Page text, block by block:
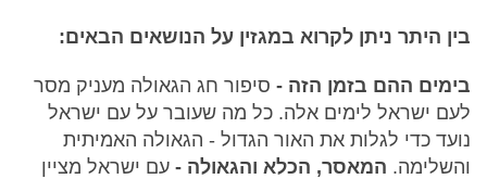
בין היתר ניתן לקרוא במגזין על הנושאים הבאים:
בימים ההם בזמן הזה - סיפור חג הגאולה מעניק מסר
לעם ישראל לימים אלה. כל מה שעובר על עם ישראל
נועד כדי לגלות את האור הגדול - הגאולה האמיתית
והשלימה. המאסר, הכלא והגאולה - עם ישראל מציין